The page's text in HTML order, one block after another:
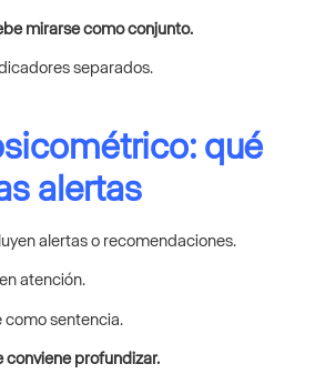
mirarse como conjunto.
separados.
qué
alertas
alertas o recomendaciones.
atención.
como sentencia.
conviene profundizar.